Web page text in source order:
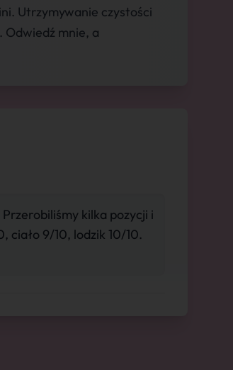
Utrzymywanie czystości
Odwiedź mnie, a
kilka pozycji i
ciało 9/10, lodzik 10/10.